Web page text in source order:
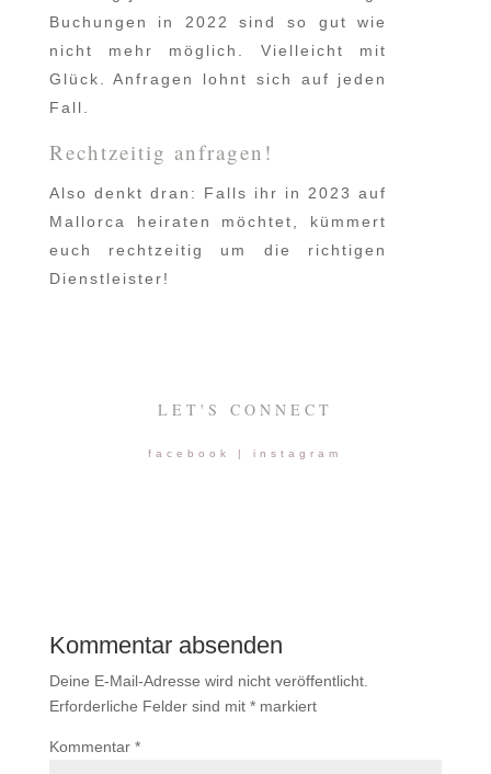
Buchungen in 2022 sind so gut wie
nicht mehr möglich. Vielleicht mit
Glück. Anfragen lohnt sich auf jeden
Fall.
Rechtzeitig anfragen!
Also denkt dran: Falls ihr in 2023 auf
Mallorca heiraten möchtet, kümmert
euch rechtzeitig um die richtigen
Dienstleister!
LET'S CONNECT
facebook |instagram
Kommentar absenden
Deine E-Mail-Adresse wird nicht veröffentlicht.
Erforderliche Felder sind mit *markiert
Kommentar *